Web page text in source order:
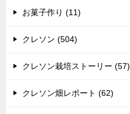
お菓子作り (11)
クレソン (504)
クレソン栽培ストーリー (57)
クレソン畑レポート (62)